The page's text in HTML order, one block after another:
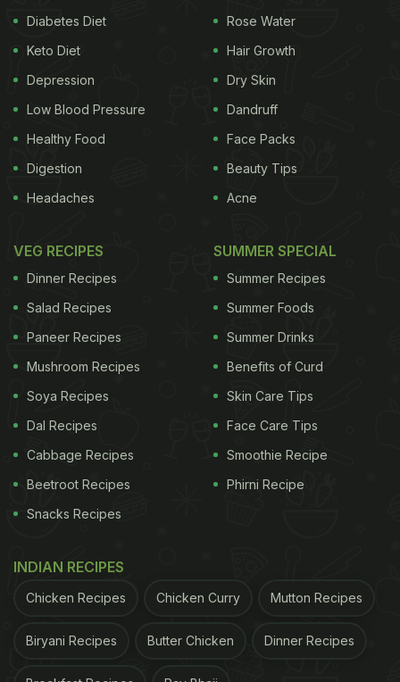
Diabetes Diet
Keto Diet
Depression
Low Blood Pressure
Healthy Food
Digestion
Headaches
Rose Water
Hair Growth
Dry Skin
Dandruff
Face Packs
Beauty Tips
Acne
VEG RECIPES
Dinner Recipes
Salad Recipes
Paneer Recipes
Mushroom Recipes
Soya Recipes
Dal Recipes
Cabbage Recipes
Beetroot Recipes
Snacks Recipes
SUMMER SPECIAL
Summer Recipes
Summer Foods
Summer Drinks
Benefits of Curd
Skin Care Tips
Face Care Tips
Smoothie Recipe
Phirni Recipe
INDIAN RECIPES
Chicken Recipes Chicken Curry Mutton Recipes
Biryani Recipes Butter Chicken Dinner Recipes